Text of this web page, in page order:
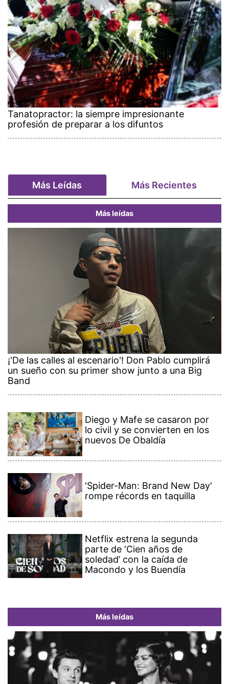
Tanatopractor: la siempre impresionante
profesión de preparar a los difuntos
Más Leídas Más Recientes
Más leídas
¡'De las calles al escenario'! Don Pablo cumplirá
un sueño con su primer show junto a una Big
Band
Diego y Mafe se casaron por
lo civil y se convierten en los
nuevos De Obaldía
'Spider-Man: Brand New Day'
rompe récords en taquilla
Netflix estrena la segunda
parte de ‘Cien años de
soledad’ con la caída de
Macondo y los Buendía
Más leídas